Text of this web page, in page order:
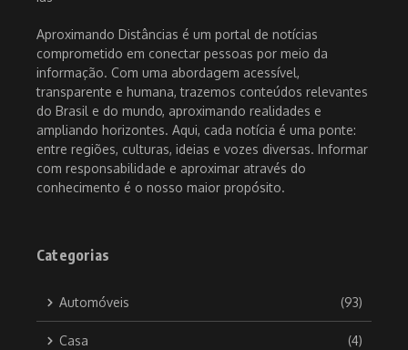
Aproximando Distâncias é um portal de notícias
comprometido em conectar pessoas por meio da
informação. Com uma abordagem acessível,
transparente e humana, trazemos conteúdos relevantes
do Brasil e do mundo, aproximando realidades e
ampliando horizontes. Aqui, cada notícia é uma ponte:
entre regiões, culturas, ideias e vozes diversas. Informar
com responsabilidade e aproximar através do
conhecimento é o nosso maior propósito.
Categorias
Automóveis (93)
Casa (4)